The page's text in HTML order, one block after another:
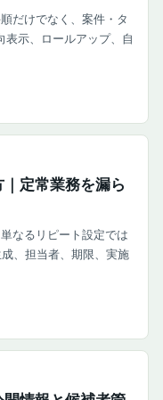
だけでなく、案件・タ
表示、ロールアップ、自
定常業務を漏ら
なるリピート設定では
、担当者、期限、実施